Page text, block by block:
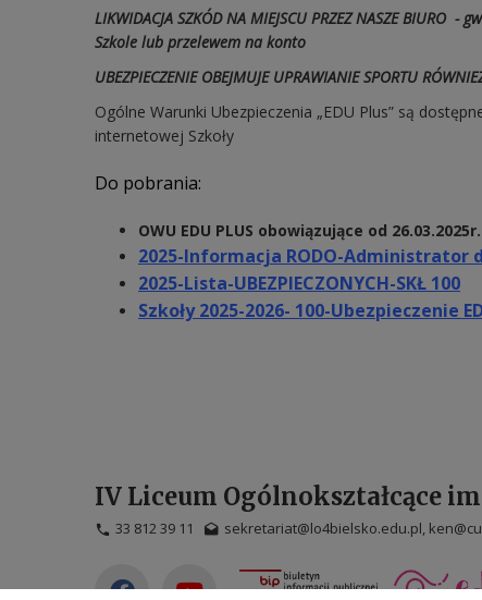
LIKWIDACJA SZKÓD NA MIEJSCU PRZEZ NASZE
Szkole lub przelewem na konto
UBEZPIECZENIE OBEJMUJE UPRAWIANIE SPORTU
Ogólne Warunki Ubezpieczenia „EDU Plus” są
internetowej Szkoły
Do pobrania:
OWU EDU PLUS obowiązujące od 26.03.2025r.
2025-Informacja RODO-Administrator
2025-Lista-UBEZPIECZONYCH-SKŁ 100
Szkoły 2025-2026- 100-Ubezpieczenie
IV Liceum Ogólnokształcące
33 812 39 11 sekretariat@lo4bielsko.edu.pl,